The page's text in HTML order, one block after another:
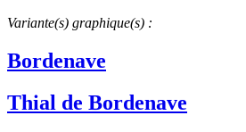
Variante(s) graphique(s) :
Bordenave
Thial de Bordenave